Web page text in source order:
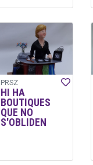
PRSZ
HI HA
BOUTIQUES
QUE NO
S'OBLIDEN